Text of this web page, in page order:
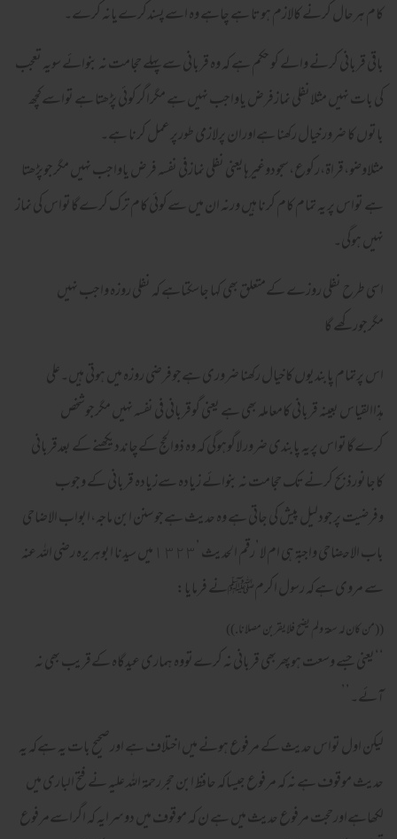
کام ہرحال کرنے کالازم ہوتا ہے چاہے وہ اسےپسندکرےیانہ کرے۔
باقی قربانی کرنے والے کو حکم ہے کہ وہ قربانی سےپہلے حجامت نہ بنوائے سویہ تعجب
کی بات نہیں مثلانفلی نمازفرض یاواجب نہیں ہے مگراگرکوئی پڑھتا ہے تواسےکچھ
باتوں کا ضرورخیال رکھنا ہےاوران پرلازمی طورپرعمل کرنا ہے۔
مثلاوضو،قراۃ،رکوع،سجودوغیرہایعنی نفلی نمازفی نفسہ فرض یاواجب نہیں مگرجوپڑھتا
ہے تواس پر یہ تمام کام کرنا ہیں ورنہ ان میں سےکوئی کام ترک کرےگاتواس کی نماز
نہیں ہوگی۔
اسی طرح نفلی روزے کےمتعلق بھی کہا جاسکتاہے کہ نفلی روزہ واجب نہیں
مگرجورکھے گا
اس پرتمام پابندیوں کاخیال رکھنا ضروری ہےجوفرضی روزہ میں ہوتی ہیں۔علی
ہذاالقیاس بعینہ قربانی کامعاملہ بھی ہے یعنی گوقربانی فی نفسہ نہیں مگرجوشخص
کرےگاتواس پریہ پابندی ضرور لاگوہوگی کہ وہ ذوالحج کےچانددیکھنے کے بعدقربانی
کاجانورذبح کرنےتک حجامت نہ بنوائے زیادہ سےزیادہ قربانی کے وجوب
وفرضیت پرجودلیل پیش کی جاتی ہے وہ حدیث ہےجوسنن ابن ماجہ،ابواب الاضاحي
باب الاح‎ضاحي واجبة هي ام لا’رقم الحديث ’١٣٢٣میں سیدنا ابوہریرہ رضی اللہ عنہ
سے مروی ہےکہ رسول اکرمﷺنے فرمایا:
((من كان له سعة ولم يضح فلايقربن مصلانا.))
‘‘یعنی جسے وسعت ہوپھربھی قربانی نہ کرےتووہ ہماری عیدگاہ کےقریب بھی نہ
آئے۔’’
لیکن اول تواس حدیث کے مرفوع ہونے میں اختلاف ہے اورصحیح بات یہ ہےکہ یہ
حدیث موقوف ہے نہ کہ مرفوع جیساکہ حافظ ابن حجررحمۃ اللہ علیہ نے فتح الباری میں
لکھاہےاورحجت مرفوع حدیث میں ہے ن کہ موقوف میں دوسرایہ کہ اگراسےمرفوع